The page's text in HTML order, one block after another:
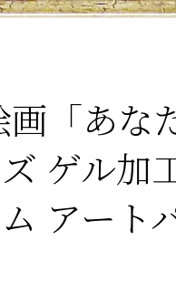
「あな
ゲル加
アート